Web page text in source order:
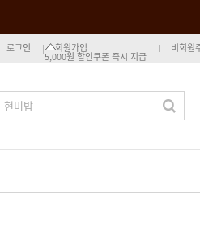
로그인 회원가입
5,000원 할인쿠폰 즉시 지급
비회원